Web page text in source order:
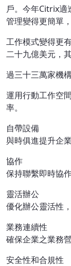
戶。今年Citrix適
管理變得更簡單
工作模式變得更
二十九億美元，
過三十三萬家機
運用行動工作空
率。
自帶設備
與時俱進提升企
協作
保持聯繫即時協
靈活辦公
優化辦公靈活性
業務連續性
確保企業之業務
安全性和合規性